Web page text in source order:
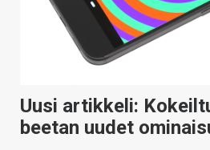
Uusi artikkeli:
beetan uudet